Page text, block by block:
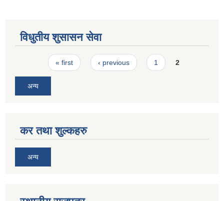
विधुतीय शुसासन सेवा
Pages« first ‹ previous 1 2
अन्य
कर तथा शुल्कहरु
अन्य